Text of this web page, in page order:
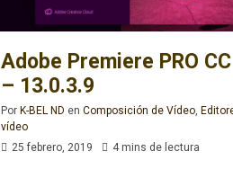
Adobe Premiere PRO
– 13.0.3.9
Por K-BEL ND en Composición de Vídeo,
vídeo
25 febrero, 2019
4 mins de lectura